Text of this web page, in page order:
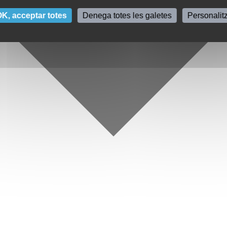
acceptar totes Denega totes les galetes